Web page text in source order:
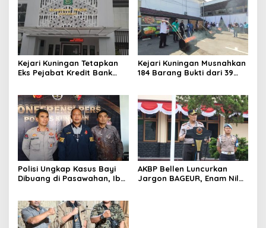
Kejari Kuningan Tetapkan
Eks Pejabat Kredit Bank
Rp529 Juta
Kejari Kuningan Musnahkan
184 Barang Bukti dari 39
Digunakan Lagi
Polisi Ungkap Kasus Bayi
Dibuang di Pasawahan, Ibu
AKBP Bellen Luncurkan
Jargon BAGEUR, Enam Nilai